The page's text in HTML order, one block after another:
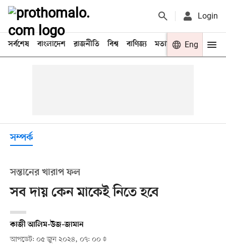
Login
সর্বশেষ বাংলাদেশ রাজনীতি বিশ্ব বাণিজ্য মতামত খেলা
Eng
সম্পর্ক
সন্তানের খারাপ ফল
সব দায় কেন মাকেই নিতে হবে
কাজী আলিম-উজ-জামান
আপডেট: ০৫ জুন ২০২৪, ০৭: ০০